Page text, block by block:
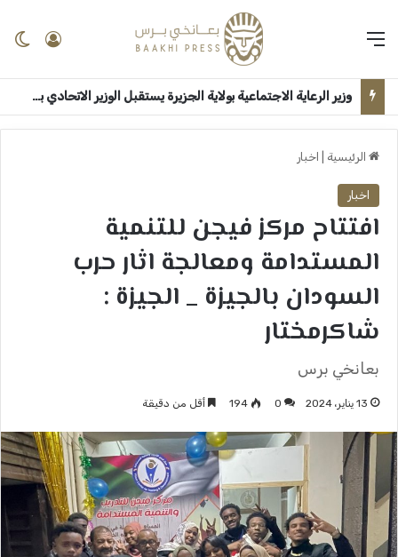
وزير الرعاية الاجتماعية بولاية الجزيرة يستقبل الوزير الاتحادي بقصر الضيافة ــ ودمدني : سلمى امين
الرئيسية اخبار
اخبار
افتتاح مركز فيجن للتنمية
المستدامة ومعالجة اثار حرب
السودان بالجيزة _ الجيزة :
شاكرمختار
بعانخي برس
13 يناير، 2024 0
194 أقل من دقيقة